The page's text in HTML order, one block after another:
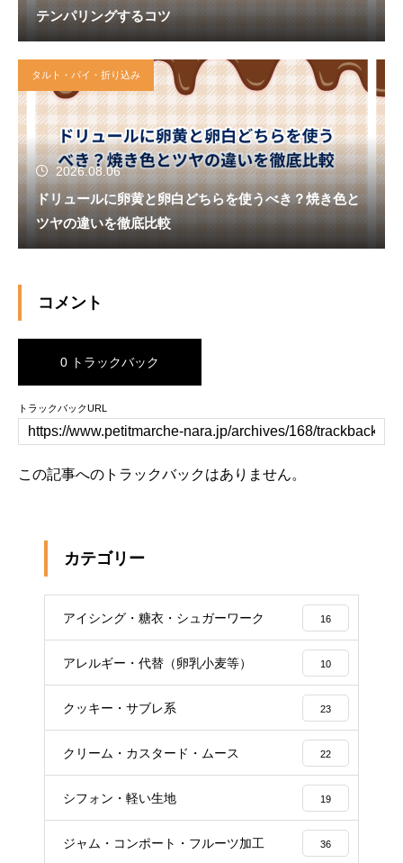
テンパリングするコツ
タルト・パイ・折り込み
2026.08.06
ドリュールに卵黄と卵白どちらを使うべき？焼き色と
ツヤの違いを徹底比較
コメント
0 トラックバック
トラックバックURL
この記事へのトラックバックはありません。
カテゴリー
アイシング・糖衣・シュガーワーク 16
アレルギー・代替（卵乳小麦等） 10
クッキー・サブレ系 23
クリーム・カスタード・ムース 22
シフォン・軽い生地 19
ジャム・コンポート・フルーツ加工 36